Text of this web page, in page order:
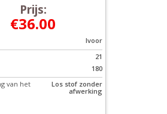
Prijs:
€36.00
Ivoor
21
180
van het
Los stof zonder
afwerking